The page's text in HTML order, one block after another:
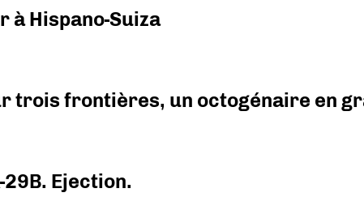
à Hispano-Suiza
trois frontières, un octogénaire en
29B. Ejection.